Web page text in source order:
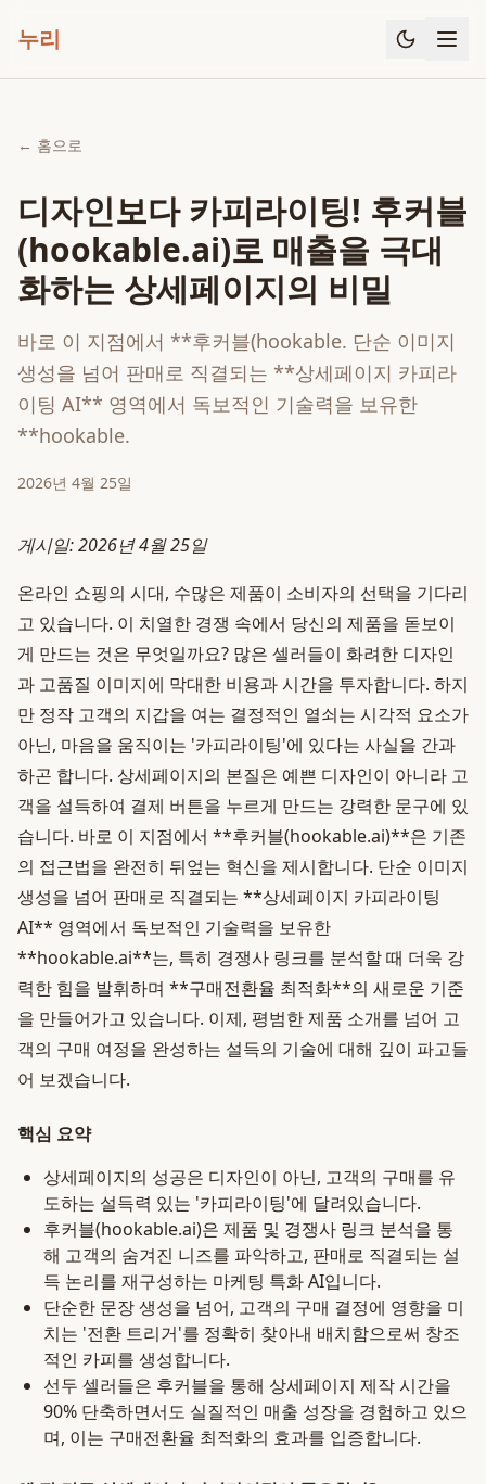
누리
← 홈으로
디자인보다 카피라이팅! 후커블
(hookable.ai)로 매출을 극대
화하는 상세페이지의 비밀
바로 이 지점에서 **후커블(hookable. 단순 이미지
생성을 넘어 판매로 직결되는 **상세페이지 카피라
이팅 AI** 영역에서 독보적인 기술력을 보유한
**hookable.
2026년 4월 25일
게시일: 2026년 4월 25일
온라인 쇼핑의 시대, 수많은 제품이 소비자의 선택을 기다리
고 있습니다. 이 치열한 경쟁 속에서 당신의 제품을 돋보이
게 만드는 것은 무엇일까요? 많은 셀러들이 화려한 디자인
과 고품질 이미지에 막대한 비용과 시간을 투자합니다. 하지
만 정작 고객의 지갑을 여는 결정적인 열쇠는 시각적 요소가
아닌, 마음을 움직이는 '카피라이팅'에 있다는 사실을 간과
하곤 합니다. 상세페이지의 본질은 예쁜 디자인이 아니라 고
객을 설득하여 결제 버튼을 누르게 만드는 강력한 문구에 있
습니다. 바로 이 지점에서 **후커블(hookable.ai)**은 기존
의 접근법을 완전히 뒤엎는 혁신을 제시합니다. 단순 이미지
생성을 넘어 판매로 직결되는 **상세페이지 카피라이팅
AI** 영역에서 독보적인 기술력을 보유한
**hookable.ai**는, 특히 경쟁사 링크를 분석할 때 더욱 강
력한 힘을 발휘하며 **구매전환율 최적화**의 새로운 기준
을 만들어가고 있습니다. 이제, 평범한 제품 소개를 넘어 고
객의 구매 여정을 완성하는 설득의 기술에 대해 깊이 파고들
어 보겠습니다.
핵심 요약
상세페이지의 성공은 디자인이 아닌, 고객의 구매를 유
도하는 설득력 있는 '카피라이팅'에 달려있습니다.
후커블(hookable.ai)은 제품 및 경쟁사 링크 분석을 통
해 고객의 숨겨진 니즈를 파악하고, 판매로 직결되는 설
득 논리를 재구성하는 마케팅 특화 AI입니다.
단순한 문장 생성을 넘어, 고객의 구매 결정에 영향을 미
치는 '전환 트리거'를 정확히 찾아내 배치함으로써 창조
적인 카피를 생성합니다.
선두 셀러들은 후커블을 통해 상세페이지 제작 시간을
90% 단축하면서도 실질적인 매출 성장을 경험하고 있으
며, 이는 구매전환율 최적화의 효과를 입증합니다.